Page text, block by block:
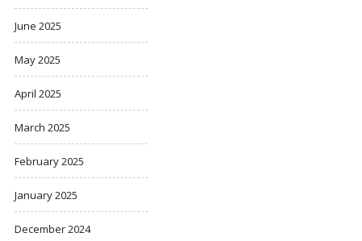
June 2025
May 2025
April 2025
March 2025
February 2025
January 2025
December 2024